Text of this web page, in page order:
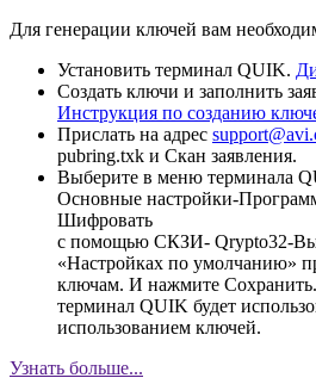
Для генерации ключей вам
Установить терминал QUIK.
Создать ключи и заполнить
Инструкция по созданию
Прислать на адрес
pubring.txk и Скан заявления.
Выберите в меню терминала
Основные настройки-
Шифровать
с помощью СКЗИ- Qrypto32-
«Настройках по умолчанию»
ключам. И нажмите
терминал QUIK будет
использованием ключей.
Узнать больше...